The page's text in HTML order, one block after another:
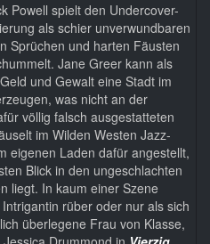
Powell spielt den Undercover-
als schier unverwundbaren
Sprüchen und harten Fäusten
Jane Greer kann als
und Gewalt eine Stadt im
was nicht an der
völlig falsch ausgestatteten
im Wilden Westen Jazz-
eigenen Laden dafür angestellt,
Blick in den ungeschlachten
liegt. In kaum einer Szene
rüber oder nur als sich
überlegene Frau von Klasse,